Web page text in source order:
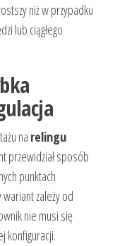
niż w przypadku
lub ciągłego
na relingu
przewidział sposób
punktach
zależy od
nie musi się
konfiguracji.